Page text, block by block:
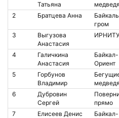
Татьяна
медведя
2 Братцева Анна
гром
3
Выгузова
Анастасия
ИРНИТУ
4
Галичкина
Анастасия
Байкал-
Ориент
5
Горбунов
Владимир
медведя
6
Дубровин
Сергей
прямо
7 Елисеев Денис
Байкал-